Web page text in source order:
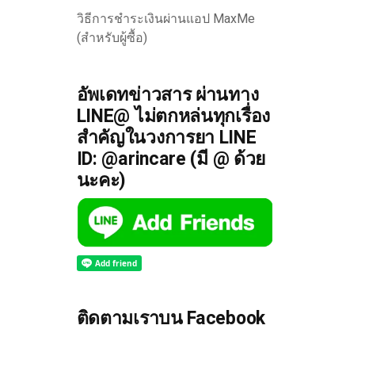
วิธีการชำระเงินผ่านแอป MaxMe
(สำหรับผู้ซื้อ)
อัพเดทข่าวสาร ผ่านทาง
LINE@ ไม่ตกหล่นทุกเรื่อง
สำคัญในวงการยา LINE
ID: @arincare (มี @ ด้วย
นะคะ)
ติดตามเราบน Facebook